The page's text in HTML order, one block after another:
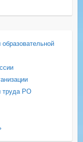
труда РО